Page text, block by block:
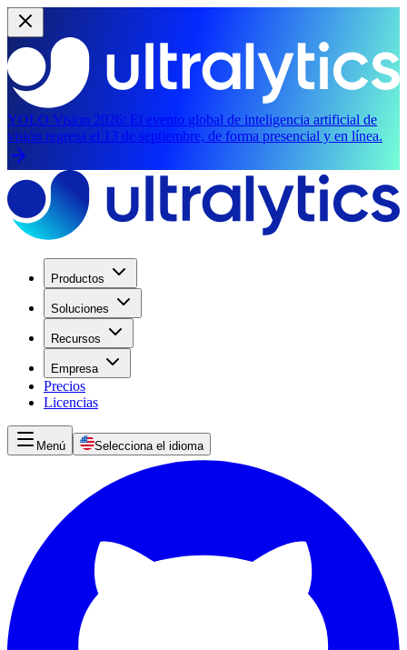
YOLO Vision 2026: El evento global de inteligencia artificial de
visión regresa el 13 de septiembre, de forma presencial y en línea.
Productos
Soluciones
Recursos
Empresa
Precios
Licencias
Menú Selecciona el idioma